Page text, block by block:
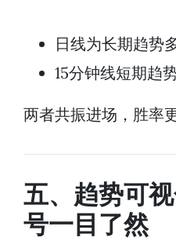
日线为长期趋势
15分钟线短期趋
两者共振进场，胜率更
五、趋势可
号一目了然